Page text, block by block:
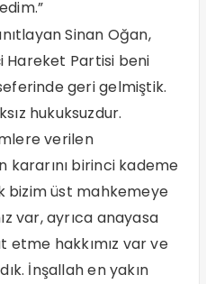
Sinan Oğan,
Hareket Partisi beni
geri gelmiştik.
hukuksuzdur.
verilen
kararını birinci kademe
bizim üst mahkemeye
var, ayrıca anayasa
hakkımız var ve
İnşallah en yakın